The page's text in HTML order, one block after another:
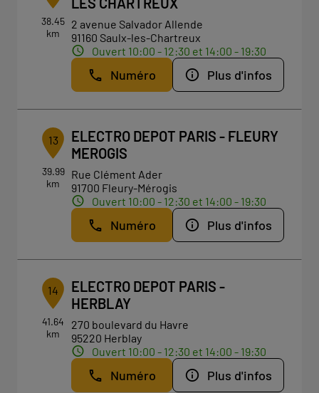
38.45
km
2 avenue Salvador Allende
91160 Saulx-les-Chartreux
Ouvert 10:00 - 12:30 et 14:00 - 19:30
Numéro Plus d'infos
13
39.99
km
ELECTRO DEPOT PARIS - FLEURY
MEROGIS
Rue Clément Ader
91700 Fleury-Mérogis
Ouvert 10:00 - 12:30 et 14:00 - 19:30
Numéro Plus d'infos
14
41.64
km
ELECTRO DEPOT PARIS -
HERBLAY
270 boulevard du Havre
95220 Herblay
Ouvert 10:00 - 12:30 et 14:00 - 19:30
Numéro Plus d'infos